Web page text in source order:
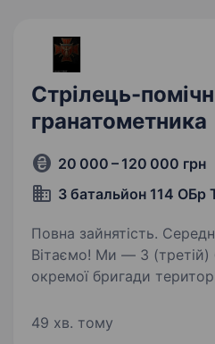
Стрілець-
гранатометника
20 000 – 120 000 грн
3 батальйон 114 ОБр
Повна зайнятість.
Вітаємо! Ми — 3 (третій)
окремої бригади
який стоїть на захисті
49 хв. тому